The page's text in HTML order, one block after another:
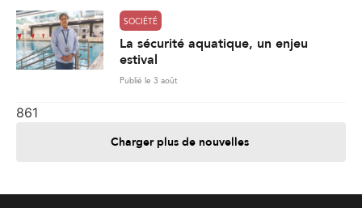
SOCIÉTÉ
La sécurité aquatique, un enjeu
estival
Publié le 3 août
861
Charger plus de nouvelles